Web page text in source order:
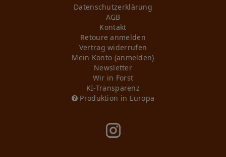
Daten­schutz­erklärung
AGB
Kontakt
Retoure anmelden
Vertrag widerrufen
Mein Konto (anmelden)
Newsletter
Wir in Forst
KI-Transparenz
Produktion in Europa